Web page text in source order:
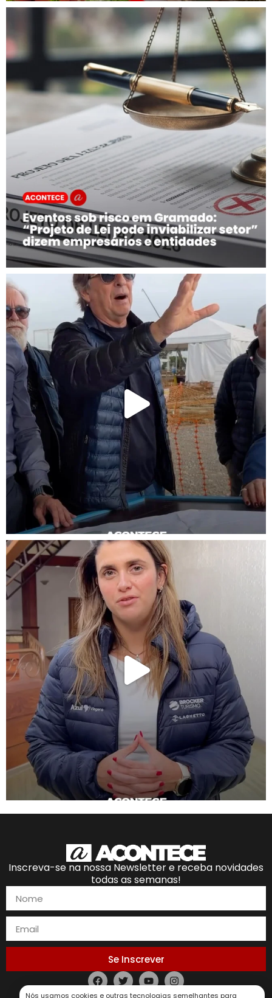
Inscreva-se na nossa Newsletter e receba novidades
todas as semanas!
Se Inscrever
Nós usamos cookies e outras tecnologias semelhantes para